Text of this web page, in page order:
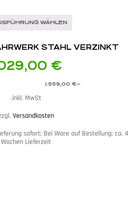
WÄHLEN
STAHL VERZINKT
€
–
1.559,00 €
inkl. MwSt.
Versandkosten
sofort; Bei Ware auf Bestellung; ca. 4
Wochen Lieferzeit